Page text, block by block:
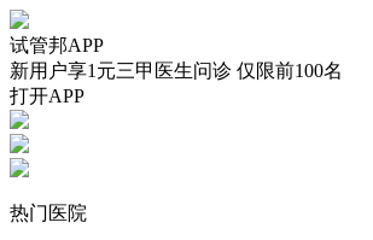
试管邦APP
新用户享1元三甲医生问诊 仅限前100名
打开APP
热门医院